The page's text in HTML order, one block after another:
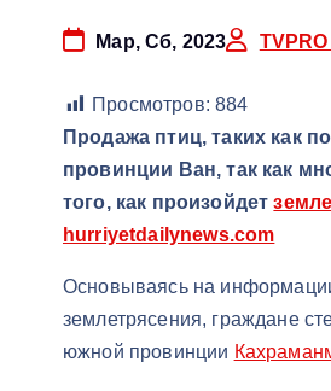
Мар, Сб, 2023
Просмотров: 884
Продажа птиц, таких как
провинции Ван, так как
того, как произойдет
hurriyetdailynews.com
Основываясь на
землетрясения, граждане
южной провинции